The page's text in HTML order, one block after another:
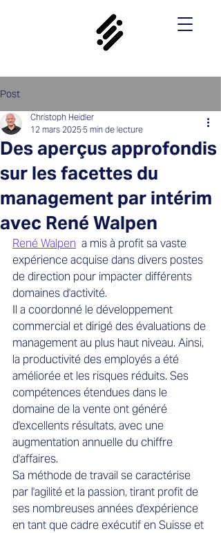
Post
Des aperçus approfondis
sur les facettes du
management par intérim
avec René Walpen
Christoph Heidler
12 mars 2025 5 min de lecture
René Walpen a mis à profit sa vaste
expérience acquise dans divers postes
de direction pour impacter différents
domaines d'activité.
Il a coordonné le développement
commercial et dirigé des évaluations de
management au plus haut niveau. Ainsi,
la productivité des employés a été
améliorée et les risques réduits. Ses
compétences étendues dans le
domaine de la vente ont généré
d'excellents résultats, avec une
augmentation annuelle du chiffre
d'affaires.
Sa méthode de travail se caractérise
par l'agilité et la passion, tirant profit de
ses nombreuses années d'expérience
en tant que cadre exécutif en Suisse et